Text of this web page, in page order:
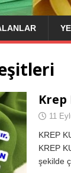
Krep
11
KREP
KREP
şekilde